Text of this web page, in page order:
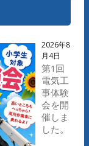
2026年8
月4日
第1回
電気工
事体験
会を開
催しま
した。